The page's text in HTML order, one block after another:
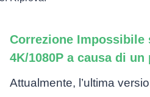
Correzione Impossibile
4K/1080P a causa di un
Attualmente, l’ultima